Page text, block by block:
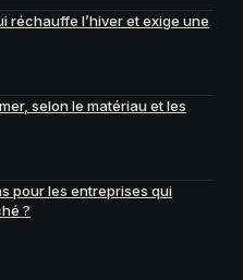
réchauffe l’hiver et exige une
selon le matériau et les
pour les entreprises qui
?